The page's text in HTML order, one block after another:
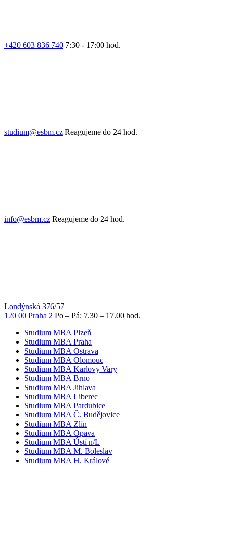
+420 603 836 740 7:30 - 17:00 hod.
studium@esbm.cz Reagujeme do 24 hod.
info@esbm.cz Reagujeme do 24 hod.
Londýnská 376/57
120 00 Praha 2 Po – Pá: 7.30 – 17.00 hod.
Studium MBA Plzeň
Studium MBA Praha
Studium MBA Ostrava
Studium MBA Olomouc
Studium MBA Karlovy Vary
Studium MBA Brno
Studium MBA Jihlava
Studium MBA Liberec
Studium MBA Pardubice
Studium MBA Č. Budějovice
Studium MBA Zlín
Studium MBA Opava
Studium MBA Ústí n/L
Studium MBA M. Boleslav
Studium MBA H. Králové